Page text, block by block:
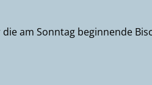
am Sonntag beginnende